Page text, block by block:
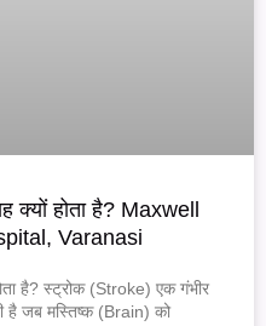
होता है? Maxwell
Varanasi
है? स्ट्रोक (Stroke) एक गंभीर
है जब मस्तिष्क (Brain) को